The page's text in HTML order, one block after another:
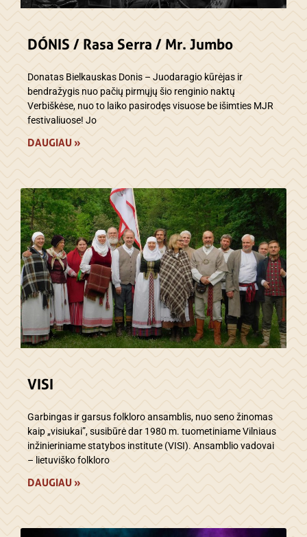
DÓNIS / Rasa Serra / Mr. Jumbo
Donatas Bielkauskas Donis – Juodaragio kūrėjas ir
bendražygis nuo pačių pirmųjų šio renginio naktų
Verbiškėse, nuo to laiko pasirodęs visuose be išimties MJR
festivaliuose! Jo
DAUGIAU »
VISI
Garbingas ir garsus folkloro ansamblis, nuo seno žinomas
kaip „visiukai”, susibūrė dar 1980 m. tuometiniame Vilniaus
inžinieriniame statybos institute (VISI). Ansamblio vadovai
– lietuviško folkloro
DAUGIAU »